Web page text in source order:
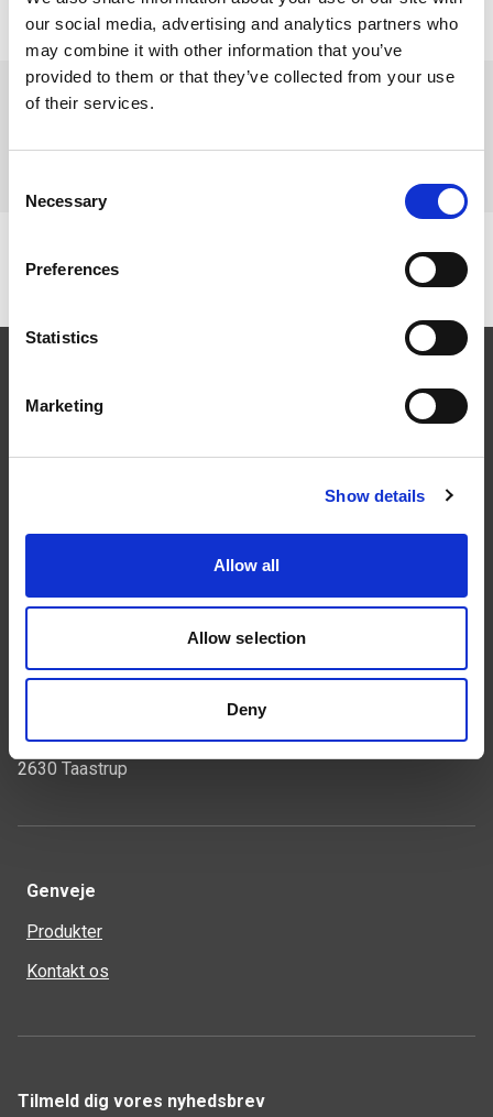
our social media, advertising and analytics partners who
may combine it with other information that you’ve
provided to them or that they’ve collected from your use
of their services.
Selection
Necessary
Preferences
Statistics
Marketing
Show details
Allow all
Allow selection
Deny
Nedfældelig facadestige
Med Welands konsoller kan man montere fasadestiger på
tagudhæng.
43 99 75 55
Rugvænget 32
2630 Taastrup
Genveje
Produkter
Kontakt os
Tilmeld dig vores nyhedsbrev